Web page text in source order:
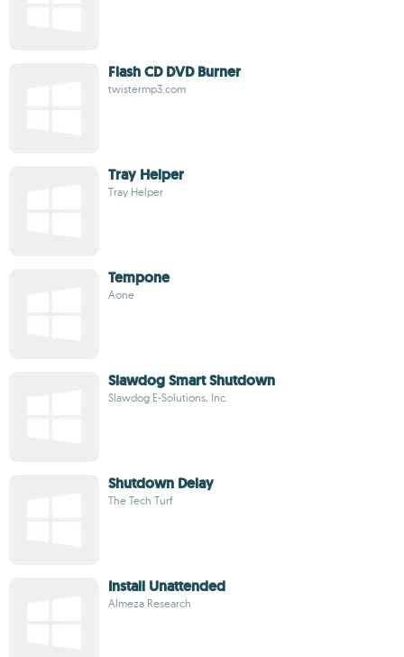
Flash CD DVD Burner
twistermp3.com
Tray Helper
Tray Helper
Tempone
Aone
Slawdog Smart Shutdown
Slawdog E-Solutions, Inc.
Shutdown Delay
The Tech Turf
Install Unattended
Almeza Research